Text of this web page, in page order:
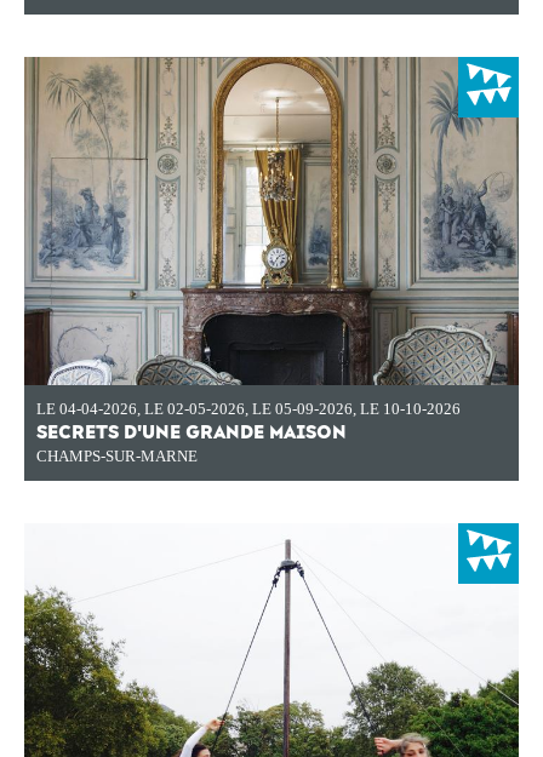
LE 04-04-2026 LE 02-05-2026 LE 05-09-2026 LE 10-10-2026
SECRETS D'UNE GRANDE MAISON
CHAMPS-SUR-MARNE